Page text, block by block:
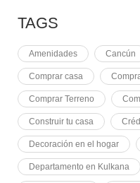
TAGS
Amenidades Cancún
Comprar casa
Comprar Terreno
Construir tu casa
Decoración en el hogar
Departamento en Kulkana